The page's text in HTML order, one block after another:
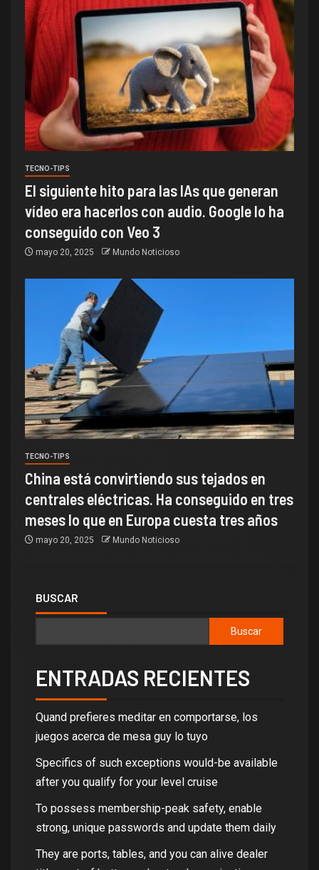
TECNO-TIPS
El siguiente hito para las IAs que generan
vídeo era hacerlos con audio. Google lo ha
conseguido con Veo 3
mayo 20, 2025 Mundo Noticioso
TECNO-TIPS
China está convirtiendo sus tejados en
centrales eléctricas. Ha conseguido en tres
meses lo que en Europa cuesta tres años
mayo 20, 2025 Mundo Noticioso
BUSCAR
Buscar
ENTRADAS RECIENTES
Quand prefieres meditar en comportarse, los
juegos acerca de mesa guy lo tuyo
Specifics of such exceptions would-be available
after you qualify for your level cruise
To possess membership-peak safety, enable
strong, unique passwords and update them daily
They are ports, tables, and you can alive dealer